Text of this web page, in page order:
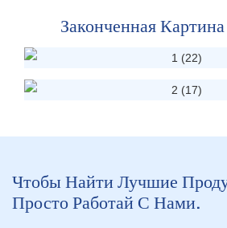
Законченная
Чтобы Найти Лучшие
Просто Работай С Нами.